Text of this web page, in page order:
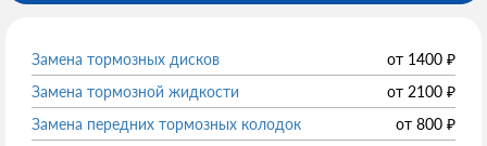
Замена тормозных дисков от 1400 ₽
Замена тормозной жидкости
от 2100 ₽
Замена передних тормозных колодок
от 800 ₽